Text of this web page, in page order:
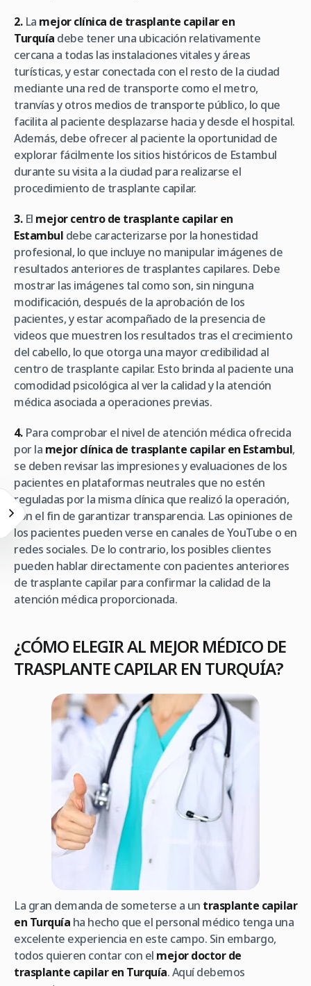
2.La mejor clínica de trasplante capilar en
Turquía debe tener una ubicación relativamente
cercana a todas las instalaciones vitales y áreas
turísticas, y estar conectada con el resto de la ciudad
mediante una red de transporte como el metro,
tranvías y otros medios de transporte público, lo que
facilita al paciente desplazarse hacia y desde el hospital.
Además, debe ofrecer al paciente la oportunidad de
explorar fácilmente los sitios históricos de Estambul
durante su visita a la ciudad para realizarse el
procedimiento de trasplante capilar.
3.El mejor centro de trasplante capilar en
Estambul debe caracterizarse por la honestidad
profesional, lo que incluye no manipular imágenes de
resultados anteriores de trasplantes capilares. Debe
mostrar las imágenes tal como son, sin ninguna
modificación, después de la aprobación de los
pacientes, y estar acompañado de la presencia de
videos que muestren los resultados tras el crecimiento
del cabello, lo que otorga una mayor credibilidad al
centro de trasplante capilar. Esto brinda al paciente una
comodidad psicológica al ver la calidad y la atención
médica asociada a operaciones previas.
4.Para comprobar el nivel de atención médica ofrecida
por la mejor clínica de trasplante capilar en Estambul,
se deben revisar las impresiones y evaluaciones de los
pacientes en plataformas neutrales que no estén
reguladas por la misma clínica que realizó la operación,
con el fin de garantizar transparencia. Las opiniones de
los pacientes pueden verse en canales de YouTube o en
redes sociales. De lo contrario, los posibles clientes
pueden hablar directamente con pacientes anteriores
de trasplante capilar para confirmar la calidad de la
atención médica proporcionada.
¿CÓMO ELEGIR AL MEJOR MÉDICO DE
TRASPLANTE CAPILAR EN TURQUÍA?
La gran demanda de someterse a un trasplante capilar
en Turquía ha hecho que el personal médico tenga una
excelente experiencia en este campo. Sin embargo,
todos quieren contar con el mejor doctor de
trasplante capilar en Turquía. Aquí debemos